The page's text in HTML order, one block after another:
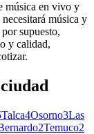
música en vivo y
música y
supuesto,
y calidad,
Talca4Osorno3Las
2Temuco2